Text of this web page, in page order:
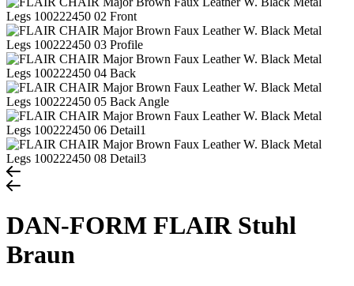
DAN-FORM FLAIR Stuhl
Braun